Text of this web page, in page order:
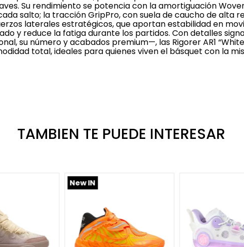
Su rendimiento se potencia con la amortiguación
salto; la tracción GripPro, con suela de caucho de alta
laterales estratégicos, que aportan estabilidad en
y reduce la fatiga durante los partidos. Con detalles
su número y acabados premium—, las Rigorer AR1
total, ideales para quienes viven el básquet con la
TAMBIEN TE PUEDE INTERESAR
New IN